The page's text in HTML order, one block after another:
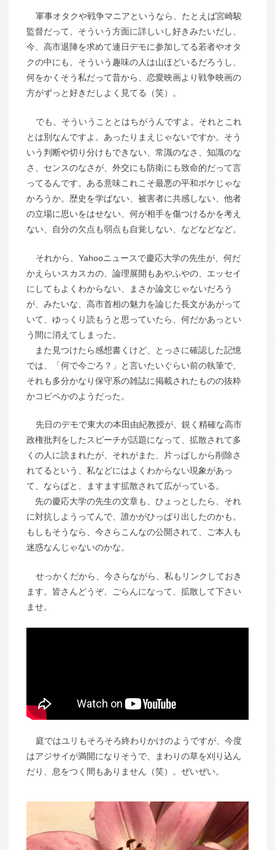
軍事オタクや戦争マニアというなら、たとえば宮崎駿
監督だって、そういう方面に詳しいし好きみたいだし、
今、高市退陣を求めて連日デモに参加してる若者やオタ
クの中にも、そういう趣味の人は山ほどいるだろうし、
何をかくそう私だって昔から、恋愛映画より戦争映画の
方がずっと好きだしよく見てる（笑）。
でも、そういうこととはちがうんですよ。それとこれ
とは別なんですよ。あったりまえじゃないですか。そう
いう判断や切り分けもできない、常識のなさ、知識のな
さ、センスのなさが、外交にも防衛にも致命的だって言
ってるんです。ある意味これこそ最悪の平和ボケじゃな
かろうか。歴史を学ばない、被害者に共感しない、他者
の立場に思いをはせない、何が相手を傷つけるかを考え
ない、自分の欠点も弱点も自覚しない、などなどなど。
それから、Yahooニュースで慶応大学の先生が、何だ
かえらいスカスカの、論理展開もあやふやの、エッセイ
にしてもよくわからない、まさか論文じゃないだろう
が、みたいな、高市首相の魅力を論じた長文があがって
いて、ゆっくり読もうと思っていたら、何だかあっとい
う間に消えてしまった。
また見つけたら感想書くけど、とっさに確認した記憶
では、「何で今ごろ？」と言いたいぐらい前の執筆で、
それも多分かなり保守系の雑誌に掲載されたものの抜粋
かコピペかのようだった。
先日のデモで東大の本田由紀教授が、鋭く精確な高市
政権批判をしたスピーチが話題になって、拡散されて多
くの人に読まれたが、それがまた、片っぱしから削除さ
れてるという、私などにはよくわからない現象があっ
て、ならばと、ますます拡散されて広がっている。
先の慶応大学の先生の文章も、ひょっとしたら、それ
に対抗しようってんで、誰かがひっぱり出したのかも。
もしもそうなら、今さらこんなの公開されて、ご本人も
迷惑なんじゃないのかな。
せっかくだから、今さらながら、私もリンクしておき
ます。皆さんどうぞ、ごらんになって、拡散して下さい
ませ。
庭ではユリもそろそろ終わりかけのようですが、今度
はアジサイが満開になりそうで、まわりの草を刈り込ん
だり、息をつく間もありません（笑）。ぜいぜい。